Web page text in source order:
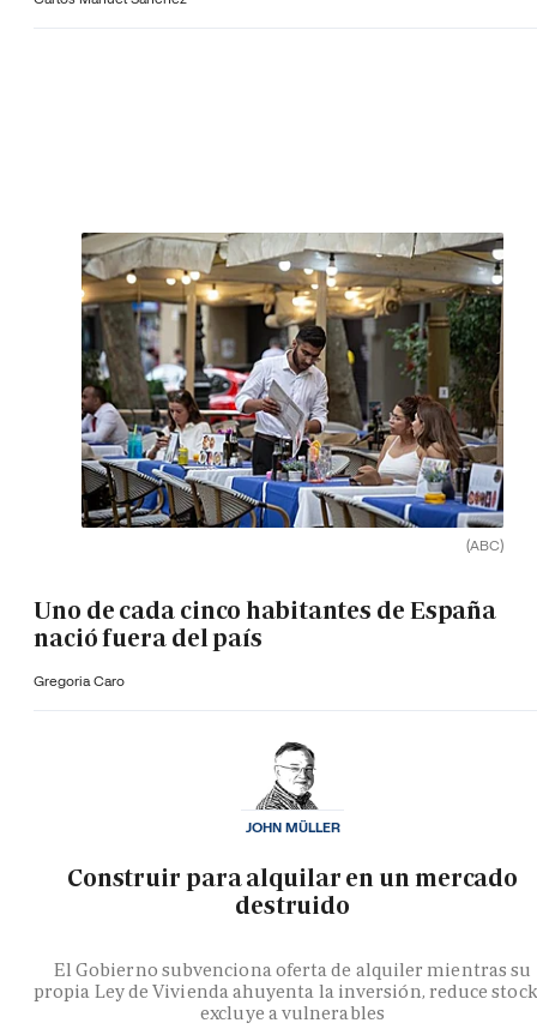
(ABC)
Uno de cada cinco habitantes de España
nació fuera del país
Gregoria Caro
Construir para alquilar en un mercado
destruido
El Gobierno subvenciona oferta de alquiler mientras su
propia Ley de Vivienda ahuyenta la inversión, reduce
excluye a vulnerables
JOHN MÜLLER